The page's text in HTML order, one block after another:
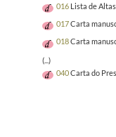
016 Lista de
017Carta
018Carta
(...)
040Carta do